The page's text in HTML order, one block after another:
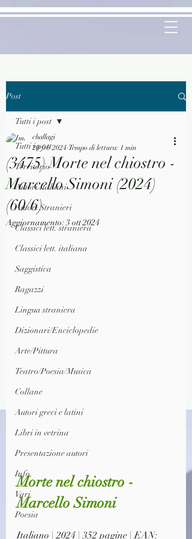
Post
Tutti i post
Territorio
Autori Italiani
Autori Stranieri
Classici lett. straniera
Classici lett. italiana
Saggistica
Ragazzi
Lingua straniera
Dizionari/Enciclopedie
Arte/Pittura
Teatro/Poesia/Musica
Collane
Autori greci e latini
Libri in vetrina
Presentazione autori
Info
Vari
Poesia
Tutti i post
(3475) Morte nel chiostro -
Marcello Simoni (2024)
(60/6)
challagi
20 feb 2024 Tempo di lettura: 1 min
Aggiornamento:3 ott 2024
Morte nel chiostro -
Marcello Simoni
Italiano | 2024 | 352 pagine | EAN: